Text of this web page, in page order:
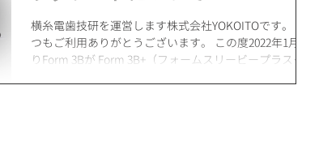
横糸電歯技研を運営します株式会社YOKOITOです。 い
つもご利用ありがとうございます。 この度2022年1月よ
りForm 3Bが Form 3B+（フォームスリービープラス）